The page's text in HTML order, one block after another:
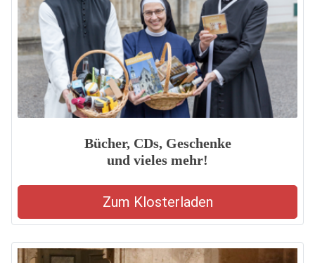
Bücher, CDs, Geschenke
und vieles mehr!
Zum Klosterladen